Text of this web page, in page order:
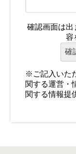
確認画面は出
容
※ご記入いた
関する運営・
関する情報提